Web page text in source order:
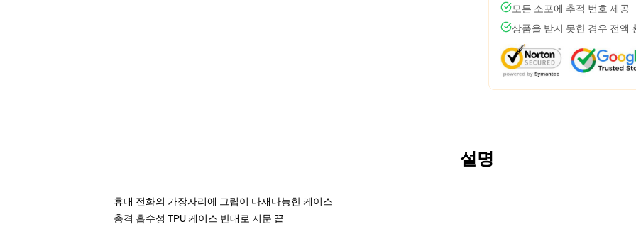
모든 소포에 추적 번호 제공
상품을 받지 못한 경우 전액
설명
휴대 전화의 가장자리에 그립이 다재다능한 케이스
충격 흡수성 TPU 케이스 반대로 지문 끝